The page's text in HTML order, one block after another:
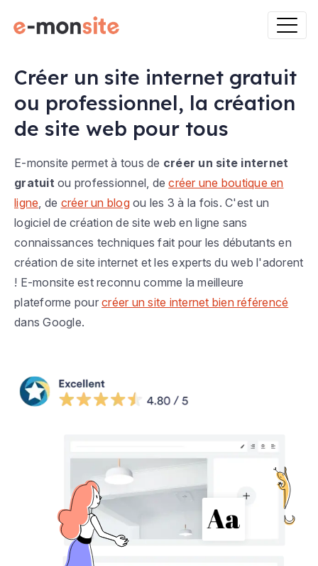
Créer un site internet gratuit
ou professionnel, la création
de site web pour tous
E-monsite permet à tous de créer un site internet
gratuit ou professionnel, decréer une boutique en
ligne , de créer un blogou les 3 à la fois. C'est un
logiciel de création de site web en ligne sans
connaissances techniques fait pour les débutants en
création de site internet et les experts du web l'adorent
! E-monsite est reconnu comme la meilleure
plateforme pour créer un site internet bien référencé
dans Google.